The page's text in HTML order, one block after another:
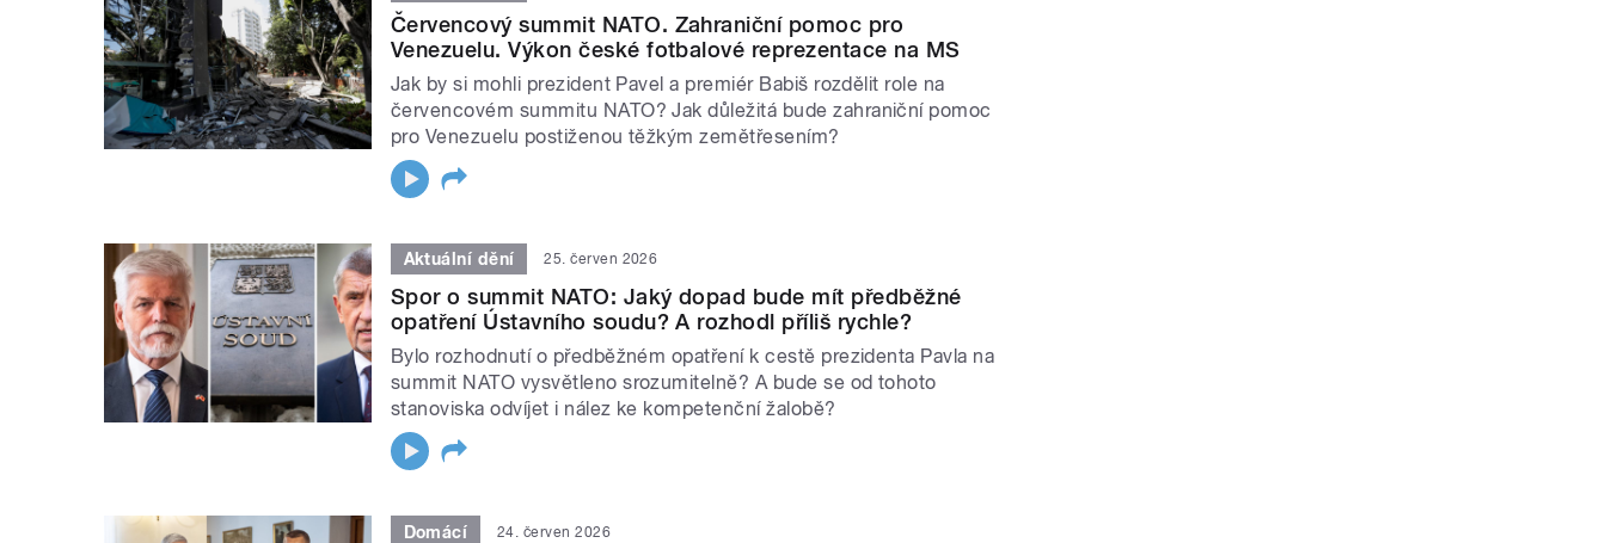
Červencový summit NATO. Zahraniční pomoc pro
Venezuelu. Výkon české fotbalové reprezentace na MS
Jak by si mohli prezident Pavel a premiér Babiš rozdělit role na
červencovém summitu NATO? Jak důležitá bude zahraniční pomoc
pro Venezuelu postiženou těžkým zemětřesením?
Aktuální dění 25. červen 2026
Spor o summit NATO: Jaký dopad bude mít předběžné
opatření Ústavního soudu? A rozhodl příliš rychle?
Bylo rozhodnutí o předběžném opatření k cestě prezidenta Pavla na
summit NATO vysvětleno srozumitelně? A bude se od tohoto
stanoviska odvíjet i nález ke kompetenční žalobě?
Domácí 24. červen 2026